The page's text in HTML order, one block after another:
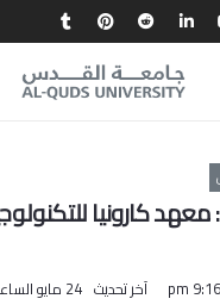
كارونيا
آخر تحديث 24 مايو الساعة 9:17 pm